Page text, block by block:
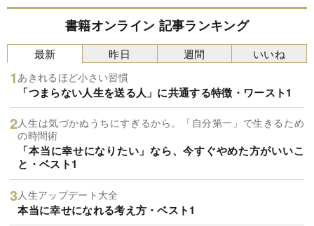
書籍オンライン 記事ランキング
最新
あきれるほど小さい習慣
「つまらない人生を送る人」に共通する特徴・ワースト1
人生は気づかぬうちにすぎるから。「自分第一」で生きるため
の時間術
「本当に幸せになりたい」なら、今すぐやめた方がいいこ
と・ベスト1
人生アップデート大全
本当に幸せになれる考え方・ベスト1
昨日 週間 いいね